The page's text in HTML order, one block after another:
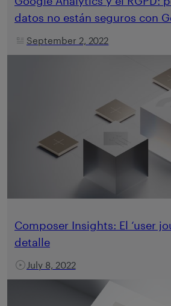
datos no están seguros con
September 2, 2022
Composer Insights: El ‘user
detalle
July 8, 2022